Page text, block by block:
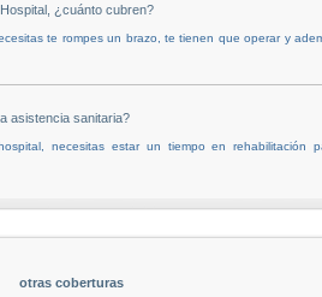
¿cuánto cubren?
te rompes un brazo, te tienen que operar y
asistencia sanitaria?
necesitas estar un tiempo en rehabilitación
otras coberturas